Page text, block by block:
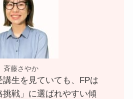
斉藤さやか
講生を見ていても、FPは
挑戦」に選ばれやすい傾